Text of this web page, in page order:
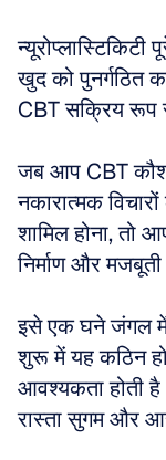
खुद को पुनर्गठित
CBT सक्रिय रूप
जब आप CBT
नकारात्मक
शामिल होना, तो
निर्माण और
इसे एक घने जंगल में
शुरू में यह कठिन
आवश्यकता होती
रास्ता सुगम और